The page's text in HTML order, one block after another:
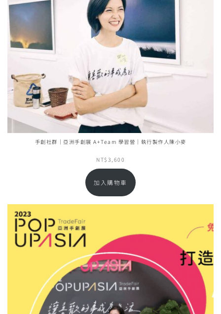
手創社群｜亞洲手創展 A+Team 學習營｜執行製作人陳小麥
NT$ 3,600
加入購物車